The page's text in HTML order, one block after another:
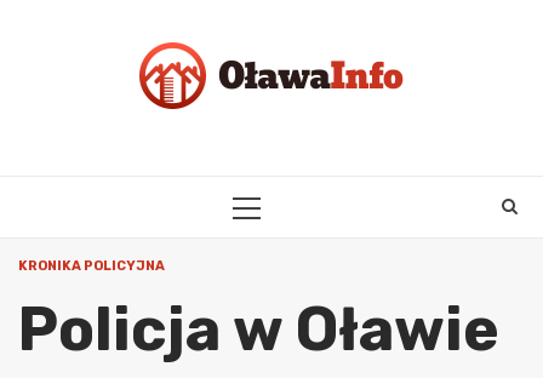
PRIMARY
KRONIKA POLICYJNA
Policja w Oławie